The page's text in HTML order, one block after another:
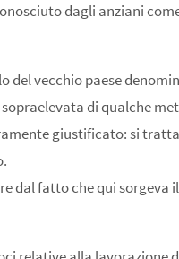
dagli anziani
del vecchio paese
di qualche
giustificato: si
dal fatto che qui